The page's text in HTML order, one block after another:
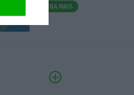
SAIBA MAIS